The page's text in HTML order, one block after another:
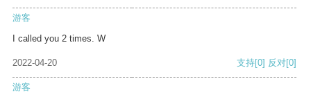
游客
I called you 2 times. W
2022-04-20 支持[0] 反对[0]
游客